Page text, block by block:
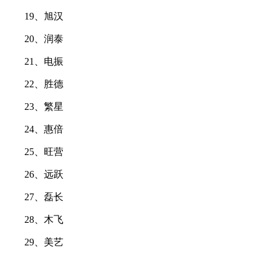
19、旭汉
20、润泰
21、电振
22、胜德
23、繁星
24、惠倍
25、旺营
26、远跃
27、磊长
28、木飞
29、美艺